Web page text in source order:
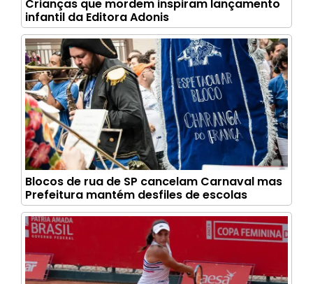
Crianças que mordem inspiram lançamento
infantil da Editora Adonis
Blocos de rua de SP cancelam Carnaval mas
Prefeitura mantém desfiles de escolas